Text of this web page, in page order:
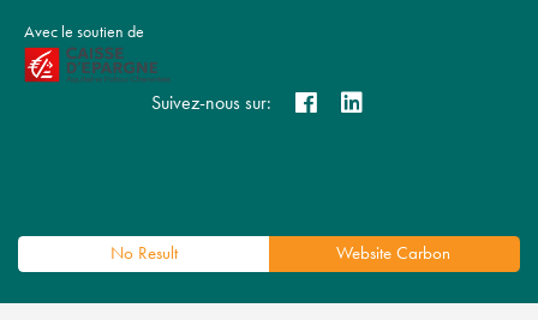
Avec le soutien de
Suivez-nous sur:
No Result Website Carbon